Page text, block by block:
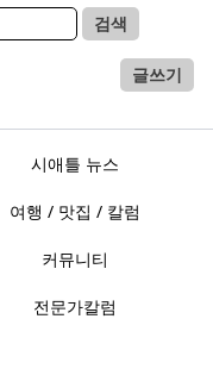
검색
글쓰기
시애틀 뉴스
여행 / 맛집 / 칼럼
커뮤니티
전문가칼럼